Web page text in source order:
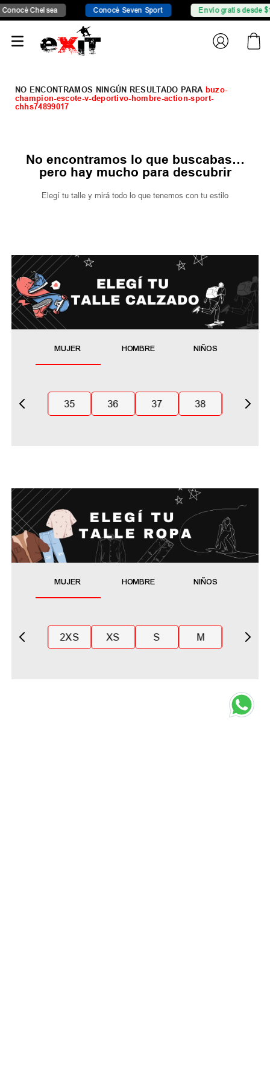
Chelsea Conocé Seven Sport Envío gratis desde
buzo-
champion-escote-v-deportivo-hombre-action-sport-
chhs74899017
No encontramos lo que buscabas…
pero hay mucho para descubrir
Elegí tu talle y mirá todo lo que tenemos con tu estilo
MUJER HOMBRE NIÑOS
35 36 37 38
MUJER HOMBRE NIÑOS
2XS XS S M